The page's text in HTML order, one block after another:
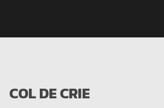
COL DE CRIE